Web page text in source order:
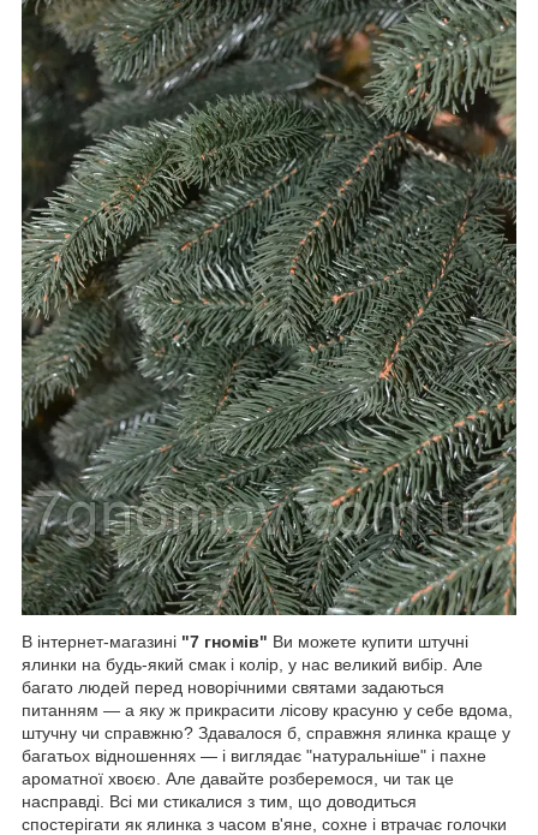
В інтернет-магазині "7 гномів" Ви можете купити штучні
ялинки на будь-який смак і колір, у нас великий вибір. Але
багато людей перед новорічними святами задаються
питанням ― а яку ж прикрасити лісову красуню у себе вдома,
штучну чи справжню? Здавалося б, справжня ялинка краще у
багатьох відношеннях ― і виглядає "натуральніше" і пахне
ароматної хвоєю. Але давайте розберемося, чи так це
насправді. Всі ми стикалися з тим, що доводиться
спостерігати як ялинка з часом в'яне, сохне і втрачає голочки